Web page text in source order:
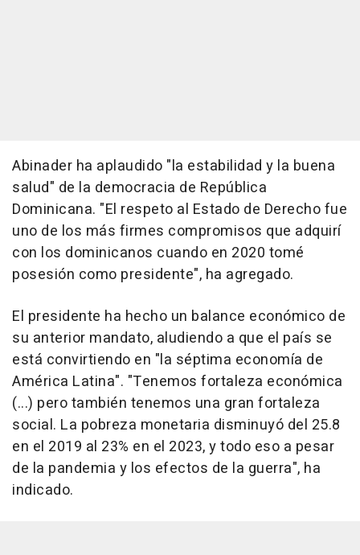
Abinader ha aplaudido "la estabilidad y la buena
salud" de la democracia de República
Dominicana. "El respeto al Estado de Derecho fue
uno de los más firmes compromisos que adquirí
con los dominicanos cuando en 2020 tomé
posesión como presidente", ha agregado.
El presidente ha hecho un balance económico de
su anterior mandato, aludiendo a que el país se
está convirtiendo en "la séptima economía de
América Latina". "Tenemos fortaleza económica
(...) pero también tenemos una gran fortaleza
social. La pobreza monetaria disminuyó del 25.8
en el 2019 al 23% en el 2023, y todo eso a pesar
de la pandemia y los efectos de la guerra", ha
indicado.